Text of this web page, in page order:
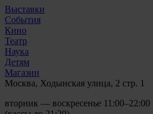
Выставки
События
Кино
Театр
Наука
Детям
Магазин
Москва, Ходынская улица, 2 стр. 1
вторник — воскресенье 11:00–22:00